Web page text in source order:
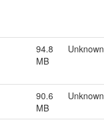
94.8
MB
Unknown
90.6
MB
Unknown